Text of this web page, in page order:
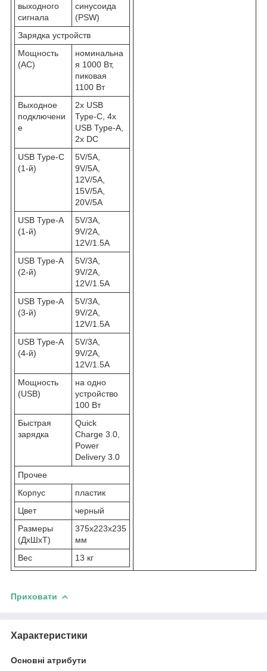
выходного
сигнала
синусоида
(PSW)
Зарядка устройств
Мощность
(AC)
номинальна
я 1000 Вт,
пиковая
1100 Вт
Выходное
подключени
е
2x USB
Type-C, 4x
USB Type-A,
2x DC
USB Type-C
(1-й)
5V/5A,
9V/5A,
12V/5A,
15V/5A,
20V/5A
USB Type-A
(1-й)
5V/3A,
9V/2A,
12V/1.5A
USB Type-A
(2-й)
5V/3A,
9V/2A,
12V/1.5A
USB Type-A
(3-й)
5V/3A,
9V/2A,
12V/1.5A
USB Type-A
(4-й)
5V/3A,
9V/2A,
12V/1.5A
Мощность
(USB)
на одно
устройство
100 Вт
Быстрая
зарядка
Quick
Charge 3.0,
Power
Delivery 3.0
Прочее
Корпус
пластик
Цвет
черный
Размеры
(ДxШxТ)
375x223x235
мм
Вес
13 кг
Приховати
Характеристики
Основні атрибути